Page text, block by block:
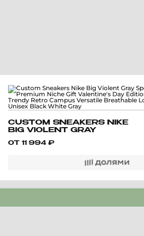
CUSTOM SNEAKERS NIKE
BIG VIOLENT GRAY
PREMIUM NICHE GIFT
AMERICAN STREET
TRENDY RETRO CAMPUS
ОТ 11 994 ₽